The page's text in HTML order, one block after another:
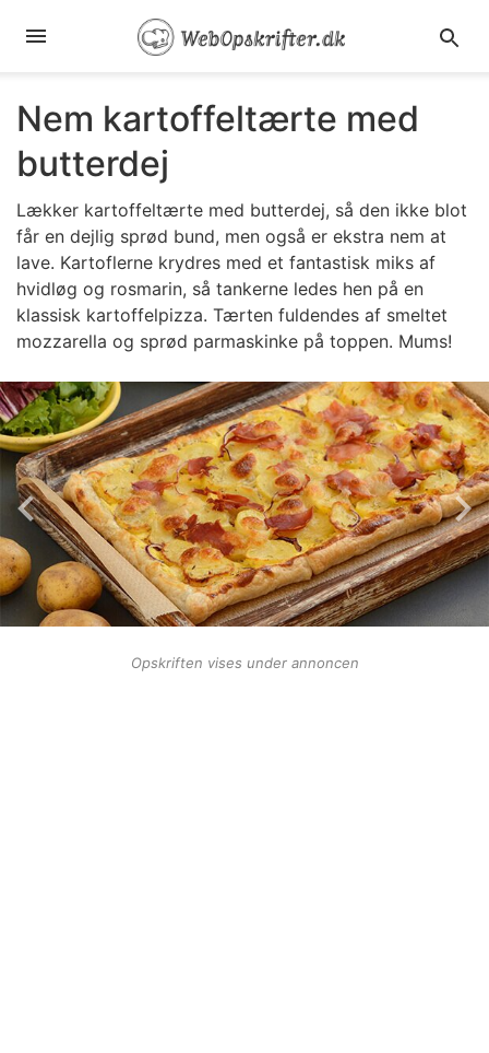
Nem kartoffeltærte med
butterdej
Lækker kartoffeltærte med butterdej, så den ikke blot
får en dejlig sprød bund, men også er ekstra nem at
lave. Kartoflerne krydres med et fantastisk miks af
hvidløg og rosmarin, så tankerne ledes hen på en
klassisk kartoffelpizza. Tærten fuldendes af smeltet
mozzarella og sprød parmaskinke på toppen. Mums!
Opskriften vises under annoncen